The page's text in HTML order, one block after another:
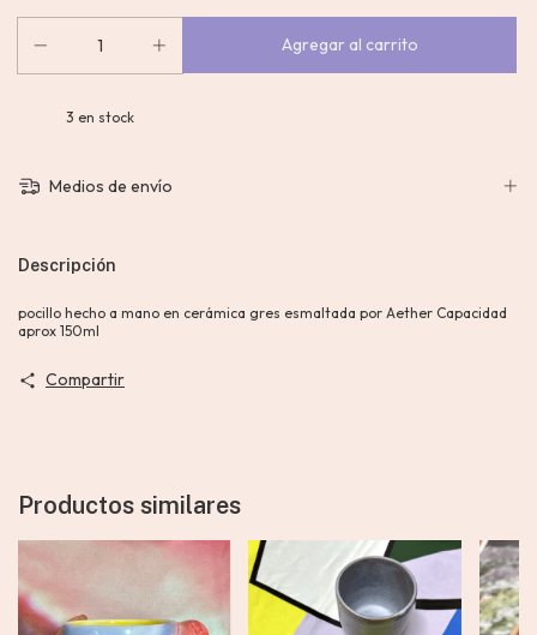
3 en stock
Medios de envío
Descripción
pocillo hecho a mano en cerámica gres esmaltada por Aether Capacidad
aprox 150ml
Compartir
Productos similares